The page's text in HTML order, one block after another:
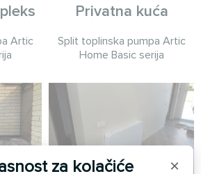
Artic
Privatna kuća
Split toplinska pumpa Artic
Home Basic serija
za kolačiće ×